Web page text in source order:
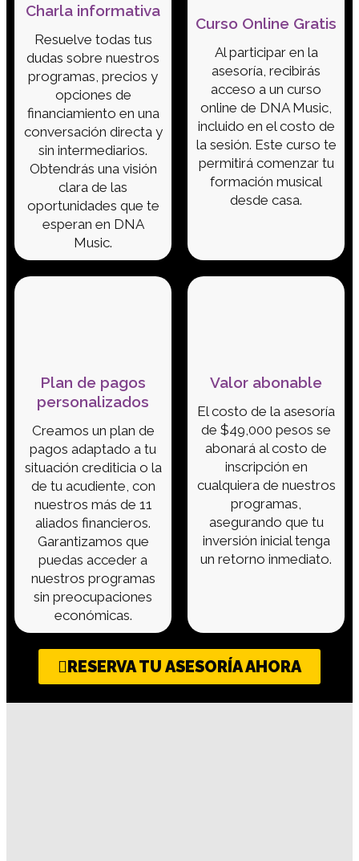
Charla informativa
Resuelve todas tus
dudas sobre nuestros
programas, precios y
opciones de
financiamiento en una
conversación directa y
sin intermediarios.
Obtendrás una visión
clara de las
oportunidades que te
esperan en DNA
Music.
Curso Online Gratis
Al participar en la
asesoría, recibirás
acceso a un curso
online de DNA Music,
incluido en el costo de
la sesión. Este curso te
permitirá comenzar tu
formación musical
desde casa.
Plan de pagos
personalizados
Creamos un plan de
pagos adaptado a tu
situación crediticia o la
de tu acudiente, con
nuestros más de 11
aliados financieros.
Garantizamos que
puedas acceder a
nuestros programas
sin preocupaciones
económicas.
Valor abonable
El costo de la asesoría
de $49,000 pesos se
abonará al costo de
inscripción en
cualquiera de nuestros
programas,
asegurando que tu
inversión inicial tenga
un retorno inmediato.
RESERVA TU ASESORÍA AHORA